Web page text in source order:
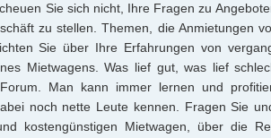
Sie sich nicht, Ihre Fragen zu
zu stellen. Themen, die Anmietungen
Sie über Ihre Erfahrungen von
Mietwagens. Was lief gut, was lief
Man kann immer lernen und
noch nette Leute kennen. Fragen Sie
kostengünstigen Mietwagen, über die